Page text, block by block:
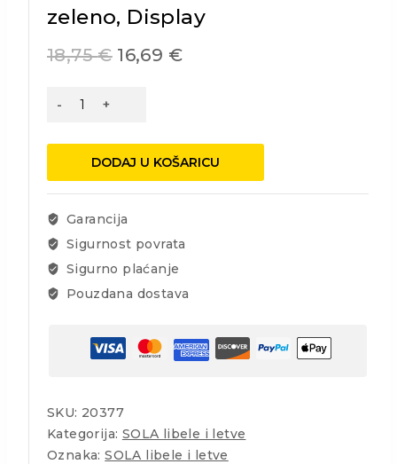
zeleno, Display
18,75€ 16,69 €
Sola
R100
Display
količina
DODAJ U KOŠARICU
Garancija
Sigurnost povrata
Sigurno plaćanje
Pouzdana dostava
SKU: 20377
Kategorija: SOLA libele i letve
Oznaka:SOLA libele i letve